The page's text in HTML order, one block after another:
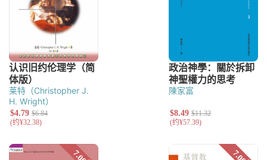
莱特（Christopher J.
H. Wright）
陳家富